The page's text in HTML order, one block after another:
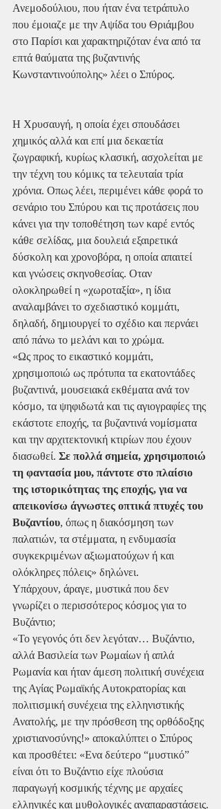
Ανεμοδούλιου, που ήταν ένα τετράπυλο
που έμοιαζε με την Αψίδα του Θριάμβου
στο Παρίσι και χαρακτηριζόταν ένα από τα
επτά θαύματα της βυζαντινής
Κωνσταντινούπολης» λέει ο Σπύρος.
Η Χρυσαυγή, η οποία έχει σπουδάσει
χημικός αλλά και επί μια δεκαετία
ζωγραφική, κυρίως κλασική, ασχολείται με
την τέχνη του κόμικς τα τελευταία τρία
χρόνια. Οπως λέει, περιμένει κάθε φορά το
σενάριο του Σπύρου και τις προτάσεις που
κάνει για την τοποθέτηση των καρέ εντός
κάθε σελίδας, μια δουλειά εξαιρετικά
δύσκολη και χρονοβόρα, η οποία απαιτεί
και γνώσεις σκηνοθεσίας. Οταν
ολοκληρωθεί η «χωροταξία», η ίδια
αναλαμβάνει το σχεδιαστικό κομμάτι,
δηλαδή, δημιουργεί το σχέδιο και περνάει
από πάνω το μελάνι και το χρώμα.
«Ως προς το εικαστικό κομμάτι,
χρησιμοποιώ ως πρότυπα τα εκατοντάδες
βυζαντινά, μουσειακά εκθέματα ανά τον
κόσμο, τα ψηφιδωτά και τις αγιογραφίες της
εκάστοτε εποχής, τα βυζαντινά νομίσματα
και την αρχιτεκτονική κτιρίων που έχουν
διασωθεί. Σε πολλά σημεία, χρησιμοποιώ
τη φαντασία μου, πάντοτε στο πλαίσιο
της ιστορικότητας της εποχής, για να
απεικονίσω άγνωστες οπτικά πτυχές του
Βυζαντίου, όπως η διακόσμηση των
παλατιών, τα στέμματα, η ενδυμασία
συγκεκριμένων αξιωματούχων ή και
ολόκληρες πόλεις» δηλώνει.
Υπάρχουν, άραγε, μυστικά που δεν
γνωρίζει ο περισσότερος κόσμος για το
Βυζάντιο;
«Το γεγονός ότι δεν λεγόταν… Βυζάντιο,
αλλά Βασιλεία των Ρωμαίων ή απλά
Ρωμανία και ήταν άμεση πολιτική συνέχεια
της Αγίας Ρωμαϊκής Αυτοκρατορίας και
πολιτισμική συνέχεια της ελληνιστικής
Ανατολής, με την πρόσθεση της ορθόδοξης
χριστιανοσύνης!» αποκαλύπτει ο Σπύρος
και προσθέτει: «Ενα δεύτερο “μυστικό”
είναι ότι το Βυζάντιο είχε πλούσια
παραγωγή κοσμικής τέχνης με αρχαίες
ελληνικές και μυθολογικές αναπαραστάσεις.